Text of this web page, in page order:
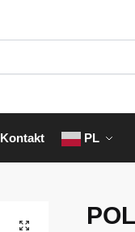
Kontakt PL